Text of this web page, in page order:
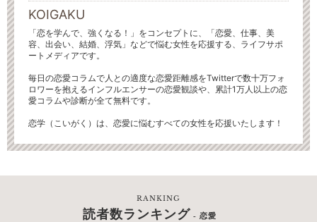
KOIGAKU
「恋を学んで、強くなる！」をコンセプトに、「恋愛、仕事、美
容、出会い、結婚、浮気」などで悩む女性を応援する、ライフサポ
ートメディアです。
毎日の恋愛コラムで人との適度な恋愛距離感をTwitterで数十万フォ
ロワーを抱えるインフルエンサーの恋愛観談や、累計1万人以上の恋
愛コラムや診断が全て無料です。
恋学（こいがく）は、恋愛に悩むすべての女性を応援いたします！
RANKING
読者数ランキング - 恋愛